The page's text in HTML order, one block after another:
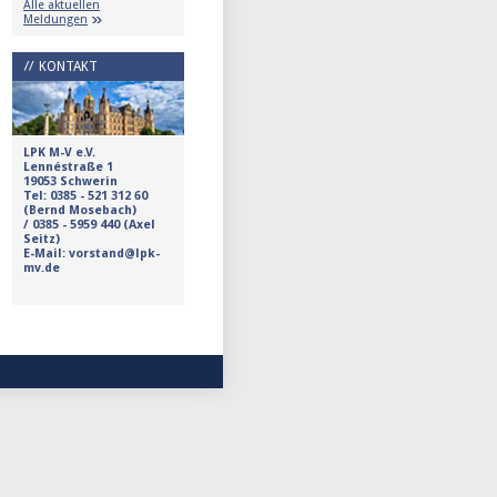
Alle aktuellen
Meldungen
KONTAKT
LPK M-V e.V.
Lennéstraße 1
19053 Schwerin
Tel: 0385 - 521 312 60
(Bernd Mosebach)
/ 0385 - 5959 440 (Axel
Seitz)
E-Mail: vorstand@lpk-
mv.de